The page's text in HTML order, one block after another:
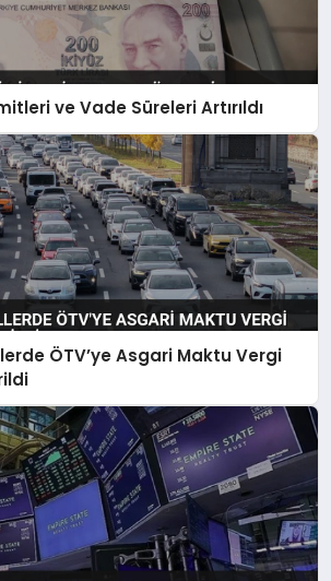
ve Vade Süreleri Artırıldı
ÖTV’ye Asgari Maktu Vergi